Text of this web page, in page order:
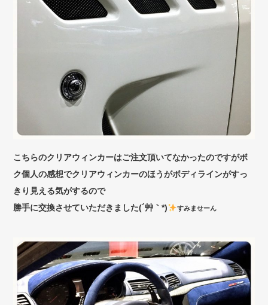
こちらのクリアウィンカーはご注文頂いてなかったのですがボ
ク個人の感想でクリアウィンカーのほうがボディラインがすっ
きり見える気がするので
勝手に交換させていただきました(´艸｀*)
すみませーん